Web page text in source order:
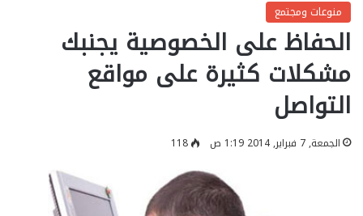
منوعات ومجتمع
الحفاظ على الخصوصية يجنبك
مشكلات كثيرة على مواقع
التواصل
الجمعة, 7 فبراير, 2014 1:19 ص 118